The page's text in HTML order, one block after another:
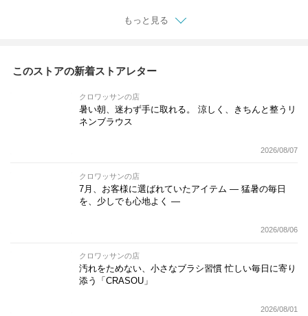
もっと見る
このストアの新着ストアレター
クロワッサンの店
暑い朝、迷わず手に取れる。 涼しく、きちんと整うリ
ネンブラウス
2026/08/07
クロワッサンの店
7月、お客様に選ばれていたアイテム — 猛暑の毎日
を、少しでも心地よく —
2026/08/06
クロワッサンの店
汚れをためない、小さなブラシ習慣 忙しい毎日に寄り
添う「CRASOU」
2026/08/01